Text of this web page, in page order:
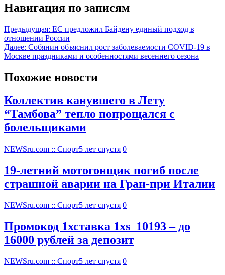
Навигация по записям
Предыдущая: ЕС предложил Байдену единый подход в
отношении России
Далее: Собянин объяснил рост заболеваемости COVID-19 в
Москве праздниками и особенностями весеннего сезона
Похожие новости
Коллектив канувшего в Лету
“Тамбова” тепло попрощался с
болельщиками
NEWSru.com :: Спорт5 лет спустя 0
19-летний мотогонщик погиб после
страшной аварии на Гран-при Италии
NEWSru.com :: Спорт5 лет спустя 0
Промокод 1хставка 1xs_10193 – до
16000 рублей за депозит
NEWSru.com :: Спорт5 лет спустя 0